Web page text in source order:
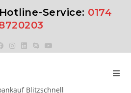
Service: 0174